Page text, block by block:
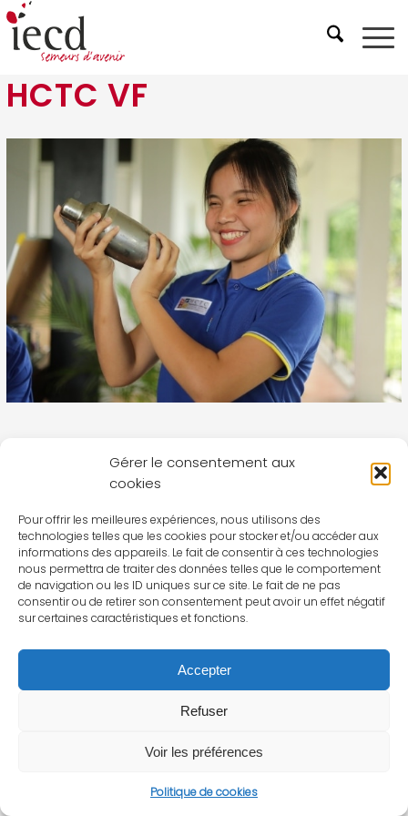
Gérer le consentement aux
cookies
Pour offrir les meilleures expériences, nous utilisons des
technologies telles que les cookies pour stocker et/ou accéder aux
informations des appareils. Le fait de consentir à ces technologies
nous permettra de traiter des données telles que le comportement
de navigation ou les ID uniques sur ce site. Le fait de ne pas
consentir ou de retirer son consentement peut avoir un effet négatif
sur certaines caractéristiques et fonctions.
Accepter
Refuser
Voir les préférences
Politique de cookies
HCTC VF